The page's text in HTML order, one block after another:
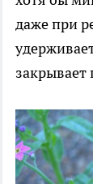
даже при